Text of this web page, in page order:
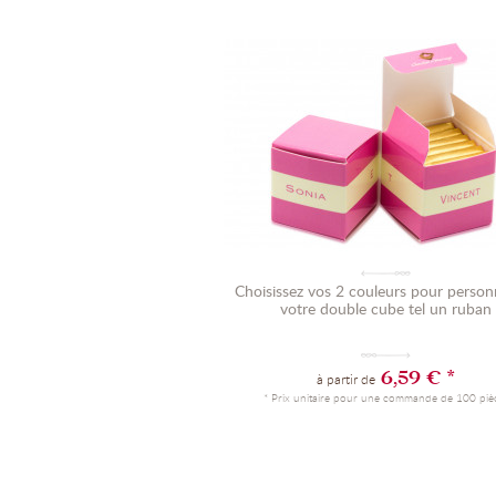
Choisissez vos 2 couleurs pour
votre double cube tel un ruban
à partir de 6,59 € *
* Prix unitaire pour une commande de 100